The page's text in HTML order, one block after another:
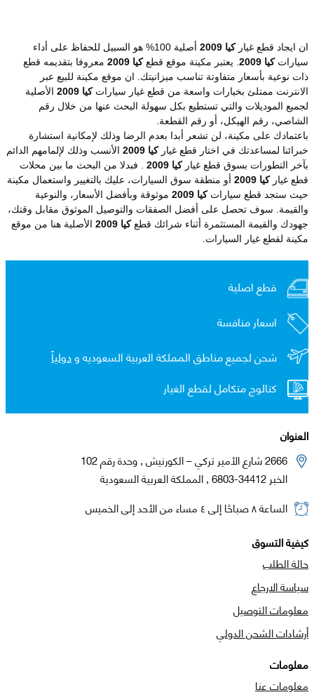
ان ايجاد قطع غياركيا 2009
أصلية 100% هو السبيل للحفاظ على أداء
سياراتكيا 2009 . يعتبر مكينة موقع قطعكيا 2009
معروفا بتقديمه قطع
ذات نوعية بأسعار متفاوتة تناسب ميزانيتك. ان موقع مكينة للبيع عبر
الانترنت ممتلئ بخيارات واسعة من قطع غيار سياراتكيا 2009
الأصلية
لجميع الموديلات والتي تستطيع بكل سهولة البحث عنها من خلال رقم
الشاصي، رقم الهيكل، أو رقم القطعة.
باعتمادك على مكينة، لن تشعر أبدا بعدم الرضا وذلك لإمكانية استشارة
خبرائنا لمساعدتك في اختار قطع غياركيا 2009
الأنسب وذلك لإلمامهم الدائم
بآخر التطورات بسوق قطع غيار كيا 2009
. فبدلا من البحث ما بين محلات
قطع غياركيا 2009
أو منطقة سوق السيارات، عليك بالتغيير واستعمال مكينة
حيث ستجد قطع سياراتكيا 2009
موثوقة وبأفضل الأسعار، والنوعية
والقيمة. سوف تحصل على أفضل الصفقات والتوصيل الموثوق مقابل وقتك،
جهودك والقيمة المستثمرة أثناء شرائك قطعكيا 2009
الأصلية هنا من موقع
مكينة لقطع غيار السيارات.
قطع اصلية
اسعار منافسة
شحن لجميع مناطق المملكة العربية السعوديه ودولياً
كتالوج متكامل لقطع الغيار
العنوان
2666 شارع الأمير تركي – الكورنيش , وحدة رقم 102
الخبر 34412-6803 , المملكة العربية السعودية
الساعة ٨ صباحًا إلى ٤ مساء من الأحد إلى الخميس
كيفية التسوق
حالة الطلب
سياسة الارجاع
معلومات التوصيل
أرشادات الشحن الدولي
معلومات
معلومات عنا